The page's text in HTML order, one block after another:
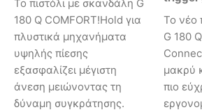
Το πιστόλι με σκανδάλη G
180 Q COMFORT!Hold για
πλυστικά μηχανήματα
υψηλής πίεσης
εξασφαλίζει μέγιστη
άνεση μειώνοντας τη
δύναμη συγκράτησης.
Το νέο
G 180
μακρύ
πιο